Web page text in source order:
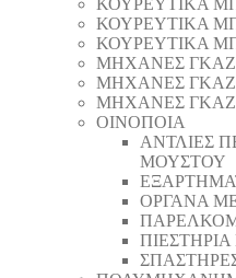
ΚΟΥΡΕΥΤΙΚΑ
ΚΟΥΡΕΥΤΙΚΑ
ΚΟΥΡΕΥΤΙΚΑ
ΜΗΧΑΝΕΣ
ΜΗΧΑΝΕΣ
ΜΗΧΑΝΕΣ
ΟΙΝΟΠΟΙΑ
ΑΝΤΛΙΕΣ
ΜΟΥΣΤΟΥ
ΟΡΓΑΝΑ